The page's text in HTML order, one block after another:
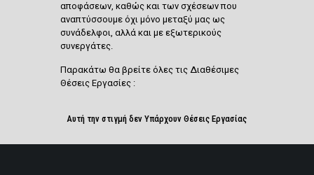
αποφάσεων, καθώς και των σχέσεων που
αναπτύσσουμε όχι μόνο μεταξύ μας ως
συνάδελφοι, αλλά και με εξωτερικούς
συνεργάτες.
Παρακάτω θα βρείτε όλες τις Διαθέσιμες
Θέσεις Εργασίες :
Αυτή την στιγμή δεν Υπάρχουν Θέσεις Εργασίας